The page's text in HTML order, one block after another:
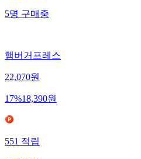
5명구매중
햄버거프레스
22,070원
17%18,390원
551적립